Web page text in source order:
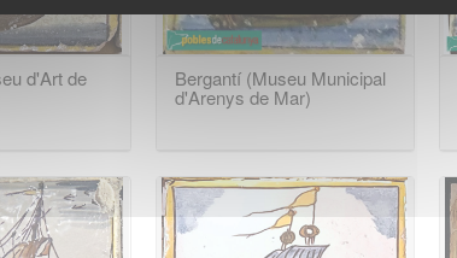
d'Art de Bergantí (Museu Municipal
d'Arenys de Mar)